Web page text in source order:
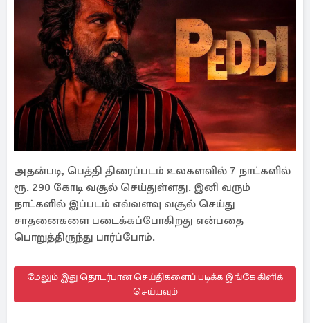
அதன்படி, பெத்தி திரைப்படம் உலகளவில் 7 நாட்களில்
ரூ. 290 கோடி வசூல் செய்துள்ளது. இனி வரும்
நாட்களில் இப்படம் எவ்வளவு வசூல் செய்து
சாதனைகளை படைக்கப்போகிறது என்பதை
பொறுத்திருந்து பார்ப்போம்.
மேலும் இது தொடர்பான செய்திகளைப் படிக்க இங்கே கிளிக்
செய்யவும்